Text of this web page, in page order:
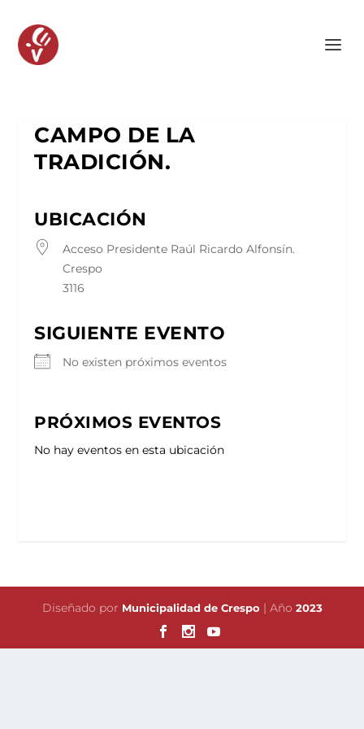
CAMPO DE LA
TRADICIÓN.
UBICACIÓN
Acceso Presidente Raúl Ricardo Alfonsín.
Crespo
3116
SIGUIENTE EVENTO
No existen próximos eventos
PRÓXIMOS EVENTOS
No hay eventos en esta ubicación
Diseñado por Municipalidad de Crespo | Año 2023